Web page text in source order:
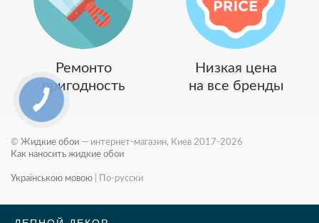
Ремонто
пригодность
Низкая цена
на все бренды
© Жидкие обои — интернет-магазин, Киев 2017-2026
Как наносить жидкие обои
Українською мовою По-русски